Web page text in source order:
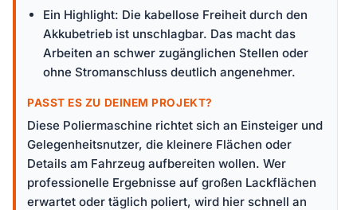
Ein Highlight: Die kabellose Freiheit durch den
Akkubetrieb ist unschlagbar. Das macht das
Arbeiten an schwer zugänglichen Stellen oder
ohne Stromanschluss deutlich angenehmer.
PASST ES ZU DEINEM PROJEKT?
Diese Poliermaschine richtet sich an Einsteiger und
Gelegenheitsnutzer, die kleinere Flächen oder
Details am Fahrzeug aufbereiten wollen. Wer
professionelle Ergebnisse auf großen Lackflächen
erwartet oder täglich poliert, wird hier schnell an